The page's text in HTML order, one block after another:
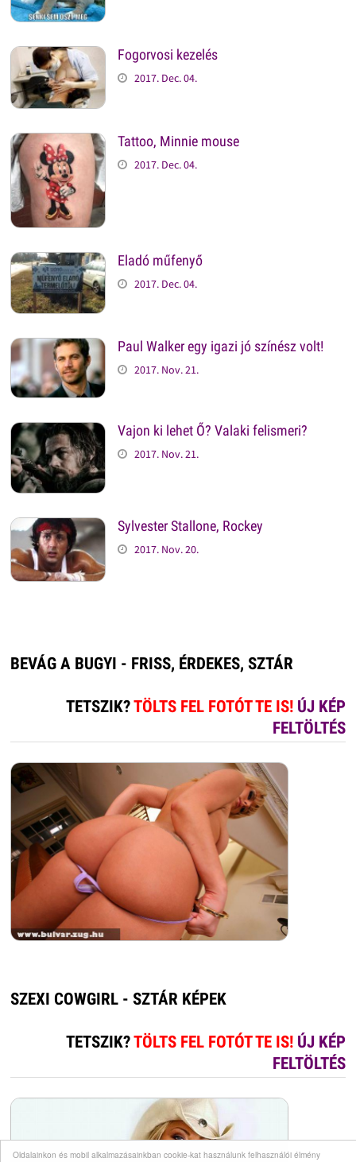
Oldalainkon és mobil alkalmazásainkban cookie-kat használunk felhasználói élmény
Fogorvosi kezelés
2017. Dec. 04.
Tattoo, Minnie mouse
2017. Dec. 04.
Eladó műfenyő
2017. Dec. 04.
Paul Walker egy igazi jó színész volt!
2017. Nov. 21.
Vajon ki lehet Ő? Valaki felismeri?
2017. Nov. 21.
Sylvester Stallone, Rockey
2017. Nov. 20.
BEVÁG A BUGYI - FRISS, ÉRDEKES, SZTÁR
TETSZIK?TÖLTS FEL FOTÓT TE IS! ÚJ KÉP
FELTÖLTÉS
SZEXI COWGIRL - SZTÁR KÉPEK
TETSZIK?TÖLTS FEL FOTÓT TE IS! ÚJ KÉP
FELTÖLTÉS